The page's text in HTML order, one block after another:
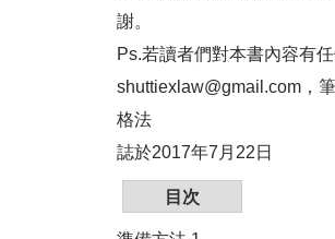
謝。
Ps.若讀者們對本書內容有
shuttiexlaw@gmail.com，
格法
誌於2017年7月22日
目次